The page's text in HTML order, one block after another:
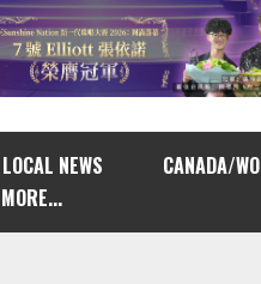
LOCAL NEWS
CANADA/
MORE...